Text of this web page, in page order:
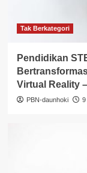
Tak Berkategori
Pendidikan
Virtual Reality
PBN-daunhoki 9